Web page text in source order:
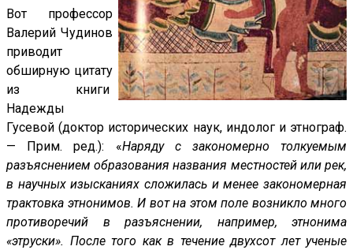
Вот профессор
Валерий Чудинов
приводит
обширную цитату
из книги
Надежды
Гусевой (доктор исторических наук, индолог и этнограф.
— Прим. ред.): «Наряду с закономерно толкуемым
разъяснением образования названия местностей или рек,
в научных изысканиях сложилась и менее закономерная
трактовка этнонимов. И вот на этом поле возникло много
противоречий в разъяснении, например, этнонима
«этруски». После того как в течение двухсот лет ученые